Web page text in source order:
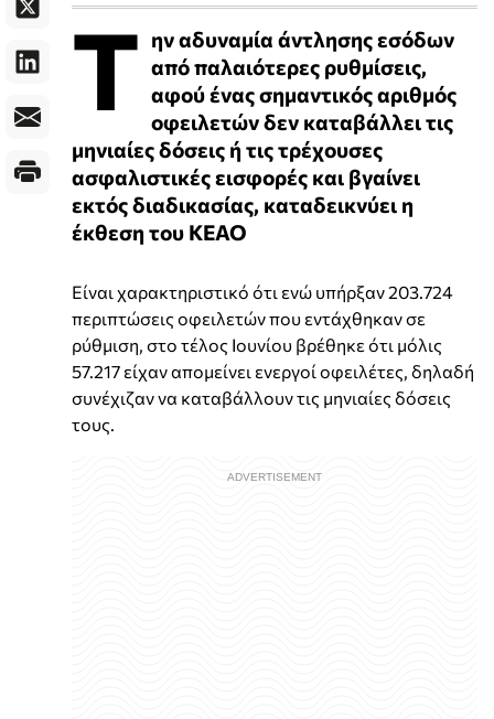
Τ ην αδυναμία άντλησης εσόδων
από παλαιότερες ρυθμίσεις,
αφού ένας σημαντικός αριθμός
οφειλετών δεν καταβάλλει τις
μηνιαίες δόσεις ή τις τρέχουσες
ασφαλιστικές εισφορές και βγαίνει
εκτός διαδικασίας, καταδεικνύει η
έκθεση του ΚΕΑΟ
Είναι χαρακτηριστικό ότι ενώ υπήρξαν 203.724
περιπτώσεις οφειλετών που εντάχθηκαν σε
ρύθμιση, στο τέλος Ιουνίου βρέθηκε ότι μόλις
57.217 είχαν απομείνει ενεργοί οφειλέτες, δηλαδή
συνέχιζαν να καταβάλλουν τις μηνιαίες δόσεις
τους.